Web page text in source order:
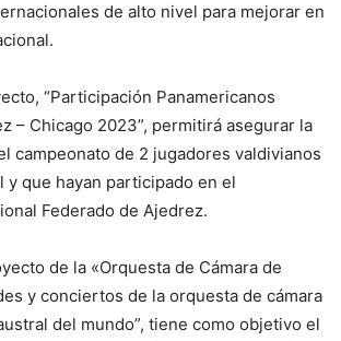
de alto nivel para mejorar en
“Participación Panamericanos
– Chicago 2023”, permitirá asegurar la
campeonato de 2 jugadores valdivianos
y que hayan participado en el
Federado de Ajedrez.
de la «Orquesta de Cámara de
y conciertos de la orquesta de cámara
del mundo”, tiene como objetivo el